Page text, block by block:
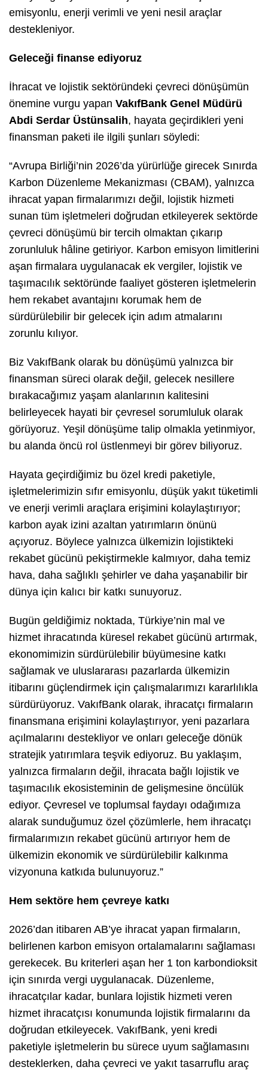
emisyonlu, enerji verimli ve yeni nesil araçlar
destekleniyor.
Geleceği finanse ediyoruz
İhracat ve lojistik sektöründeki çevreci dönüşümün
önemine vurgu yapan VakıfBank Genel Müdürü
Abdi Serdar Üstünsalih, hayata geçirdikleri yeni
finansman paketi ile ilgili şunları söyledi:
“Avrupa Birliği’nin 2026’da yürürlüğe girecek Sınırda
Karbon Düzenleme Mekanizması (CBAM), yalnızca
ihracat yapan firmalarımızı değil, lojistik hizmeti
sunan tüm işletmeleri doğrudan etkileyerek sektörde
çevreci dönüşümü bir tercih olmaktan çıkarıp
zorunluluk hâline getiriyor. Karbon emisyon limitlerini
aşan firmalara uygulanacak ek vergiler, lojistik ve
taşımacılık sektöründe faaliyet gösteren işletmelerin
hem rekabet avantajını korumak hem de
sürdürülebilir bir gelecek için adım atmalarını
zorunlu kılıyor.
Biz VakıfBank olarak bu dönüşümü yalnızca bir
finansman süreci olarak değil, gelecek nesillere
bırakacağımız yaşam alanlarının kalitesini
belirleyecek hayati bir çevresel sorumluluk olarak
görüyoruz. Yeşil dönüşüme talip olmakla yetinmiyor,
bu alanda öncü rol üstlenmeyi bir görev biliyoruz.
Hayata geçirdiğimiz bu özel kredi paketiyle,
işletmelerimizin sıfır emisyonlu, düşük yakıt tüketimli
ve enerji verimli araçlara erişimini kolaylaştırıyor;
karbon ayak izini azaltan yatırımların önünü
açıyoruz. Böylece yalnızca ülkemizin lojistikteki
rekabet gücünü pekiştirmekle kalmıyor, daha temiz
hava, daha sağlıklı şehirler ve daha yaşanabilir bir
dünya için kalıcı bir katkı sunuyoruz.
Bugün geldiğimiz noktada, Türkiye’nin mal ve
hizmet ihracatında küresel rekabet gücünü artırmak,
ekonomimizin sürdürülebilir büyümesine katkı
sağlamak ve uluslararası pazarlarda ülkemizin
itibarını güçlendirmek için çalışmalarımızı kararlılıkla
sürdürüyoruz. VakıfBank olarak, ihracatçı firmaların
finansmana erişimini kolaylaştırıyor, yeni pazarlara
açılmalarını destekliyor ve onları geleceğe dönük
stratejik yatırımlara teşvik ediyoruz. Bu yaklaşım,
yalnızca firmaların değil, ihracata bağlı lojistik ve
taşımacılık ekosisteminin de gelişmesine öncülük
ediyor. Çevresel ve toplumsal faydayı odağımıza
alarak sunduğumuz özel çözümlerle, hem ihracatçı
firmalarımızın rekabet gücünü artırıyor hem de
ülkemizin ekonomik ve sürdürülebilir kalkınma
vizyonuna katkıda bulunuyoruz.”
Hem sektöre hem çevreye katkı
2026’dan itibaren AB’ye ihracat yapan firmaların,
belirlenen karbon emisyon ortalamalarını sağlaması
gerekecek. Bu kriterleri aşan her 1 ton karbondioksit
için sınırda vergi uygulanacak. Düzenleme,
ihracatçılar kadar, bunlara lojistik hizmeti veren
hizmet ihracatçısı konumunda lojistik firmalarını da
doğrudan etkileyecek. VakıfBank, yeni kredi
paketiyle işletmelerin bu sürece uyum sağlamasını
desteklerken, daha çevreci ve yakıt tasarruflu araç